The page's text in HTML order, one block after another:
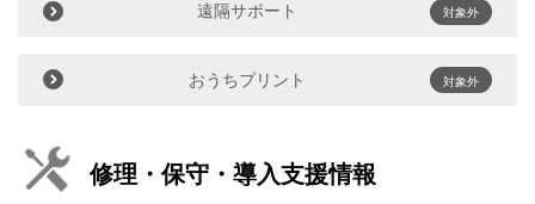
遠隔サポート 対象外
おうちプリント 対象外
修理・保守・導入支援情報